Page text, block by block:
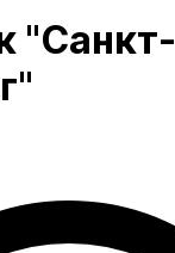
"Санкт-